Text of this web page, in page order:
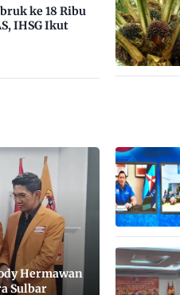
ke 18 Ribu
IHSG Ikut
Hermawan
Sulbar